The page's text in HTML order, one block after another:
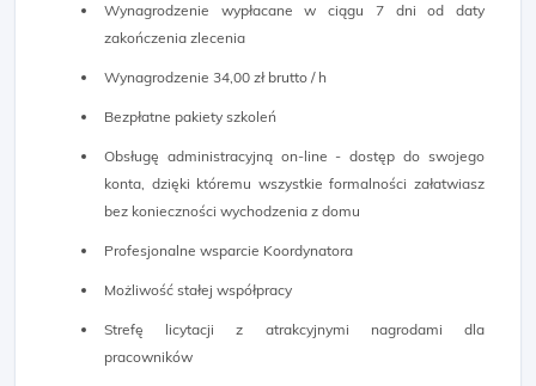
Wynagrodzenie wypłacane w ciągu 7 dni od daty
zakończenia zlecenia
Wynagrodzenie 34,00 zł brutto / h
Bezpłatne pakiety szkoleń
Obsługę administracyjną on-line - dostęp do swojego
konta, dzięki któremu wszystkie formalności załatwiasz
bez konieczności wychodzenia z domu
Profesjonalne wsparcie Koordynatora
Możliwość stałej współpracy
Strefę licytacji z atrakcyjnymi nagrodami dla
pracowników